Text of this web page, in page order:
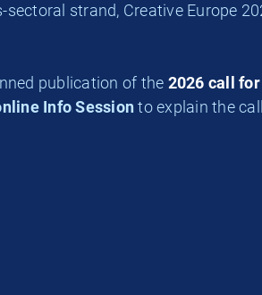
strand, Creative Europe
publication of the 2026 call
Info Session to explain the